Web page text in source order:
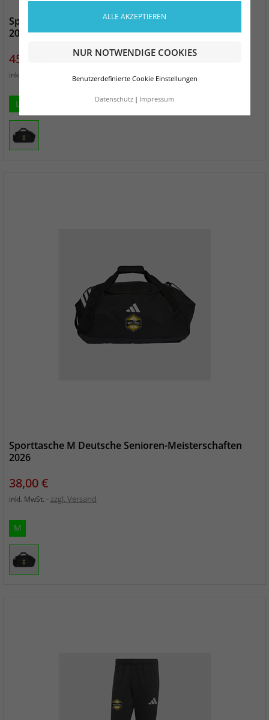
ALLE AKZEPTIEREN
NUR NOTWENDIGE COOKIES
Benutzerdefinierte Cookie Einstellungen
Datenschutz Impressum
Sporttasche L Deutsche Senioren-Meisterschaften
2026
Preis
45,00 €
inkl. MwSt. zzgl. Versand
L
Sporttasche M Deutsche Senioren-Meisterschaften
2026
Preis
38,00 €
inkl. MwSt. zzgl. Versand
M